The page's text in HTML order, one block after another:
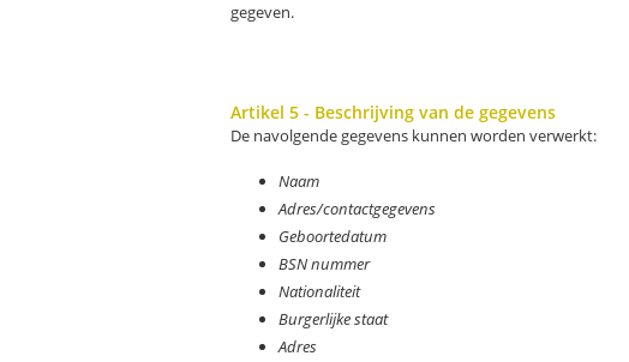
gegeven.
Artikel 5 - Beschrijving van de gegevens
De navolgende gegevens kunnen worden verwerkt:
Naam
Adres/contactgegevens
Geboortedatum
BSN nummer
Nationaliteit
Burgerlijke staat
Adres